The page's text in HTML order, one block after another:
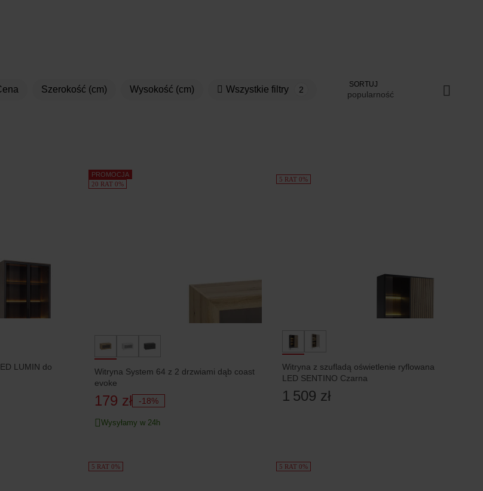
Cena Szerokość (cm) Wysokość (cm) Wszystkie filtry 2
SORTUJ
popularność
LUMIN do
PROMOCJA
20 RAT 0%
Witryna System 64 z 2 drzwiami dąb coast
evoke
179 zł -18%
Wysyłamy w 24h
5 RAT 0%
Witryna z szufladą oświetlenie ryflowana
LED SENTINO Czarna
1 509 zł
5 RAT 0% 5 RAT 0%